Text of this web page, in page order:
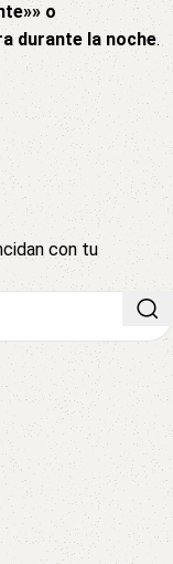
o
durante la noche.
con tu